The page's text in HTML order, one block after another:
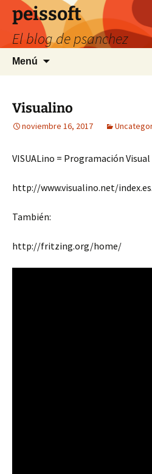
Saltar
contenido
peissoft
El blog de psanchez
Menú
Visualino
noviembre 16, 2017
VISUALino = Programación Visual
http://www.visualino.net/
También:
http://fritzing.org/home/